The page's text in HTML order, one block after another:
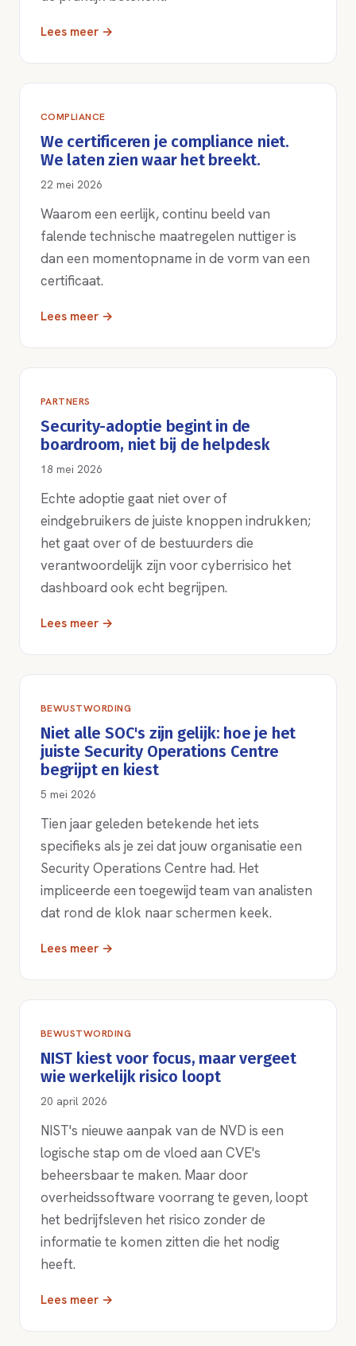
Lees meer →
COMPLIANCE
We certificeren je compliance niet.
We laten zien waar het breekt.
22 mei 2026
Waarom een eerlijk, continu beeld van
falende technische maatregelen nuttiger is
dan een momentopname in de vorm van een
certificaat.
Lees meer →
PARTNERS
Security-adoptie begint in de
boardroom, niet bij de helpdesk
18 mei 2026
Echte adoptie gaat niet over of
eindgebruikers de juiste knoppen indrukken;
het gaat over of de bestuurders die
verantwoordelijk zijn voor cyberrisico het
dashboard ook echt begrijpen.
Lees meer →
BEWUSTWORDING
Niet alle SOC's zijn gelijk: hoe je het
juiste Security Operations Centre
begrijpt en kiest
5 mei 2026
Tien jaar geleden betekende het iets
specifieks als je zei dat jouw organisatie een
Security Operations Centre had. Het
impliceerde een toegewijd team van analisten
dat rond de klok naar schermen keek.
Lees meer →
BEWUSTWORDING
NIST kiest voor focus, maar vergeet
wie werkelijk risico loopt
20 april 2026
NIST's nieuwe aanpak van de NVD is een
logische stap om de vloed aan CVE's
beheersbaar te maken. Maar door
overheidssoftware voorrang te geven, loopt
het bedrijfsleven het risico zonder de
informatie te komen zitten die het nodig
heeft.
Lees meer →